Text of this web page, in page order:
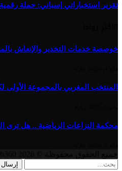
تقرير استخباراتي إسباني: حملة
خوصصة خدمات التخدير والإنعاش
المنتخب المغربي بالمجموعة الأولى
محكمة النزاعات الرياضية .. هل ترى
إرسال